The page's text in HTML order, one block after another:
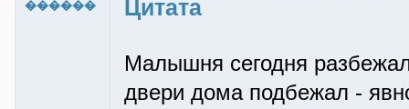
������
Цитата
Малышня сегодня
двери дома подбежал -